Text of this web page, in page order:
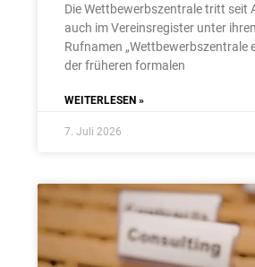
Die Wettbewerbszentrale tritt seit
auch im Vereinsregister unter
Rufnamen „Wettbewerbszentrale
der früheren formalen
WEITERLESEN »
7. Juli 2026